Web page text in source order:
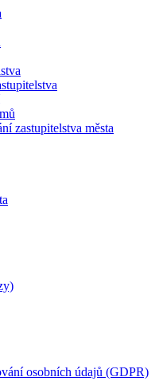
zastupitelstva města
osobních údajů (GDPR)